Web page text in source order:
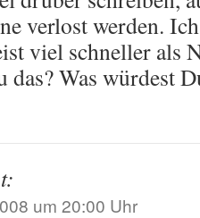
verlost werden.
viel schneller als
das? Was würdest
um 20:00 Uhr